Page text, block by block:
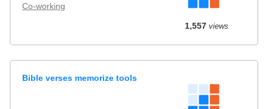
Co-working
1,557views
Bible verses memorize tools